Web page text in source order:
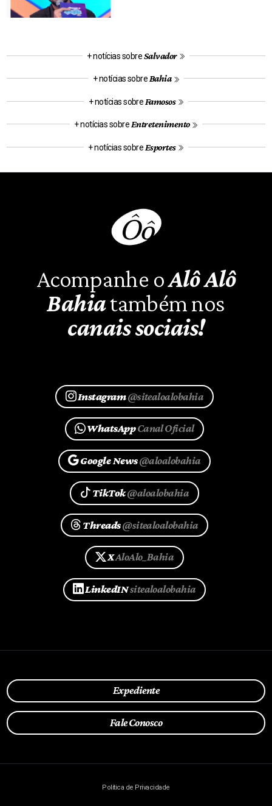
+ notícias sobreSalvador
+ notícias sobre Bahia
+ notícias sobre Famosos
+ notícias sobre Entretenimento
+ notícias sobre Esportes
Acompanhe oAlô Alô
Bahiatambém nos
canais sociais!
Instagram@sitealoalobahia
WhatsAppCanal Oficial
Google News@aloalobahia
TikTok@aloalobahia
Threads@sitealoalobahia
XAloAlo_Bahia
LinkedINsitealoalobahia
Expediente
Fale Conosco
Política de Privacidade